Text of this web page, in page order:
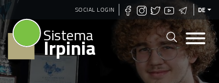
Direkt
zum
Inhalt
SOCIAL LOGIN DE
Sistema
Irpinia